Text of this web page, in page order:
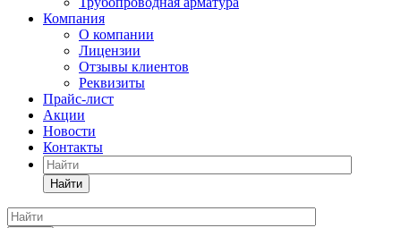
Компания
О компании
Лицензии
Отзывы клиентов
Реквизиты
Прайс-лист
Акции
Новости
Контакты
Найти